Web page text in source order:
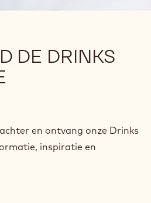
DE DRINKS
en ontvang onze Drinks
inspiratie en